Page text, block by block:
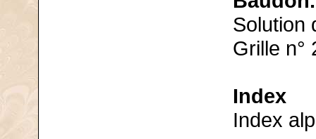
Solution
Grille n°
Index
Index